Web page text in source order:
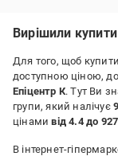
Вирішили
Для того, щоб
доступною ціною,
Епіцентр К. Тут Ви
групи, який налічує
цінамивід 4.4 до
В інтернет-